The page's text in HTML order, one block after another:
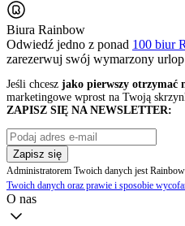
Biura Rainbow
Odwiedź jedno z ponad 100 biur
zarezerwuj swój wymarzony urlop
Jeśli chcesz jako pierwszy otrzymać
marketingowe wprost na Twoją
ZAPISZ SIĘ NA NEWSLETTER:
Zapisz się
Administratorem Twoich danych jest
Twoich danych oraz prawie i sposobie
O nas